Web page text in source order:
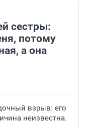
сестры:
потому
а она
взрыв: его
неизвестна.